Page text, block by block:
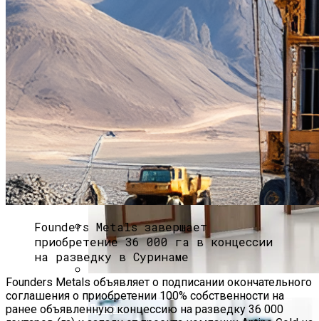
Солонка-Убийца. Ученые Доказали,
Что Досаливание Приводит К
Болезням Почек
Высотках
Китайские Металлические Входные
Двери
Chevron Начинает Расширение
Нефтяных Месторождений В
Казахстане
Founders Metals завершает
приобретение 36 000 га в концессии
на разведку в Суринаме
Founders Metals объявляет о подписании окончательного
соглашения о приобретении 100% собственности на
ранее объявленную концессию на разведку 36 000